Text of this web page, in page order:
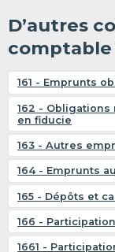
D’autres
comptable
161 - Emprunts
162 -
en fiducie
163 - Autres
164 - Emprunts
165 - Dépôts et
166 -
1661 -